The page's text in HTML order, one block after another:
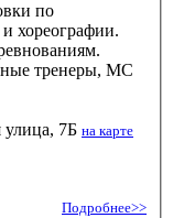
по
хореографии.
тренеры, МС
7Б на карте
Подробнее>>